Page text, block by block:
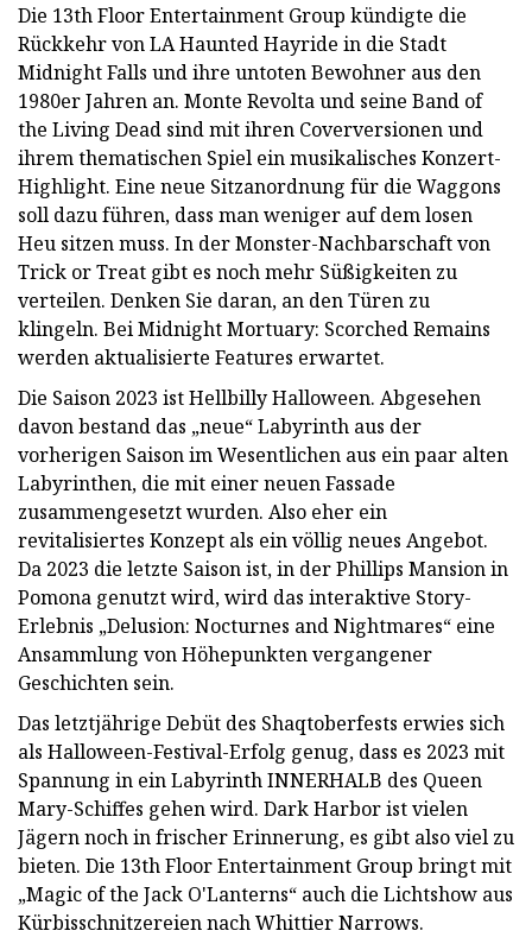
Die 13th Floor Entertainment Group kündigte die
Rückkehr von LA Haunted Hayride in die Stadt
Midnight Falls und ihre untoten Bewohner aus den
1980er Jahren an. Monte Revolta und seine Band of
the Living Dead sind mit ihren Coverversionen und
ihrem thematischen Spiel ein musikalisches Konzert-
Highlight. Eine neue Sitzanordnung für die Waggons
soll dazu führen, dass man weniger auf dem losen
Heu sitzen muss. In der Monster-Nachbarschaft von
Trick or Treat gibt es noch mehr Süßigkeiten zu
verteilen. Denken Sie daran, an den Türen zu
klingeln. Bei Midnight Mortuary: Scorched Remains
werden aktualisierte Features erwartet.
Die Saison 2023 ist Hellbilly Halloween. Abgesehen
davon bestand das „neue“ Labyrinth aus der
vorherigen Saison im Wesentlichen aus ein paar alten
Labyrinthen, die mit einer neuen Fassade
zusammengesetzt wurden. Also eher ein
revitalisiertes Konzept als ein völlig neues Angebot.
Da 2023 die letzte Saison ist, in der Phillips Mansion in
Pomona genutzt wird, wird das interaktive Story-
Erlebnis „Delusion: Nocturnes and Nightmares“ eine
Ansammlung von Höhepunkten vergangener
Geschichten sein.
Das letztjährige Debüt des Shaqtoberfests erwies sich
als Halloween-Festival-Erfolg genug, dass es 2023 mit
Spannung in ein Labyrinth INNERHALB des Queen
Mary-Schiffes gehen wird. Dark Harbor ist vielen
Jägern noch in frischer Erinnerung, es gibt also viel zu
bieten. Die 13th Floor Entertainment Group bringt mit
„Magic of the Jack O'Lanterns“ auch die Lichtshow aus
Kürbisschnitzereien nach Whittier Narrows.